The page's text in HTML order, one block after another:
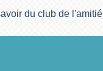
du club de l'amitié